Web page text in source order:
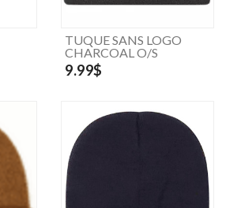
TUQUE SANS LOGO
CHARCOAL O/S
9.99$